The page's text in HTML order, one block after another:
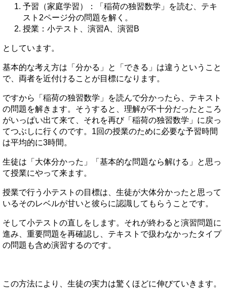
予習（家庭学習）：「稲荷の独習数学」を読む、テキ
スト2ページ分の問題を解く。
授業：小テスト、演習A、演習B
としています。
基本的な考え方は「分かる」と「できる」は違うということ
で、両者を近付けることが目標になります。
ですから「稲荷の独習数学」を読んで分かったら、テキスト
の問題を解きます。そうすると、理解が不十分だったところ
がいっぱい出て来て、それを再び「稲荷の独習数学」に戻っ
てつぶしに行くのです。1回の授業のために必要な予習時間
は平均的に3時間。
生徒は「大体分かった」「基本的な問題なら解ける」と思っ
て授業にやって来ます。
授業で行う小テストの目標は、生徒が大体分かったと思って
いるそのレベルが甘いと彼らに認識してもらうことです。
そして小テストの直しをします。それが終わると演習問題に
進み、重要問題を再確認し、テキストで扱わなかったタイプ
の問題も含め演習するのです。
この方法により、生徒の実力は驚くほどに伸びていきます。